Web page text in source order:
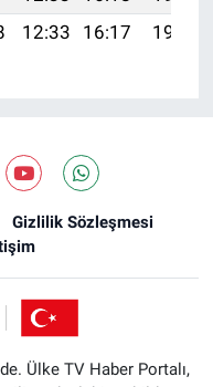
12:33 16:17 19:17
Gizlilik Sözleşmesi
Ülke TV Haber Portalı,